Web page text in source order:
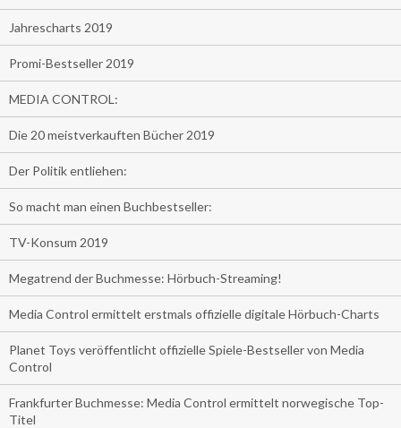
Jahrescharts 2019
Promi-Bestseller 2019
MEDIA CONTROL:
Die 20 meistverkauften Bücher 2019
Der Politik entliehen:
So macht man einen Buchbestseller:
TV-Konsum 2019
Megatrend der Buchmesse: Hörbuch-Streaming!
Media Control ermittelt erstmals offizielle digitale Hörbuch-Charts
Planet Toys veröffentlicht offizielle Spiele-Bestseller von Media
Control
Frankfurter Buchmesse: Media Control ermittelt norwegische Top-
Titel